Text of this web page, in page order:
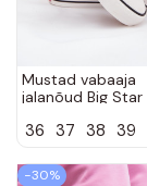
Mustad vabaaja
jalanõud Big Star
36 37 38 39
−30%